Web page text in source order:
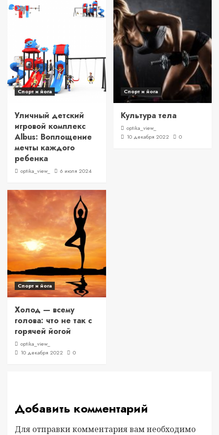
Спорт и йога
Уличный детский
игровой комплекс
Albus: Воплощение
мечты каждого
ребенка
optika_view_ 6 июля 2024
Спорт и йога
Культура тела
optika_view_
10 декабря 2022
0
Спорт и йога
Холод — всему
голова: что не так с
горячей йогой
optika_view_
10 декабря 2022
0
Добавить комментарий
Для отправки комментария вам необходимо